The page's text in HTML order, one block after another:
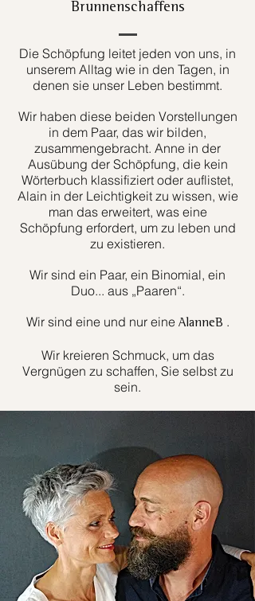
Brunnenschaffens
Die Schöpfung leitet jeden von uns, in
unserem Alltag wie in den Tagen, in
denen sie unser Leben bestimmt.
Wir haben diese beiden Vorstellungen
in dem Paar, das wir bilden,
zusammengebracht. Anne in der
Ausübung der Schöpfung, die kein
Wörterbuch klassifiziert oder auflistet,
Alain in der Leichtigkeit zu wissen, wie
man das erweitert, was eine
Schöpfung erfordert, um zu leben und
zu existieren.
Wir sind ein Paar, ein Binomial, ein
Duo... aus „Paaren“.
Wir sind eine und nur eine AlanneB .
Wir kreieren Schmuck, um das
Vergnügen zu schaffen, Sie selbst zu
sein.